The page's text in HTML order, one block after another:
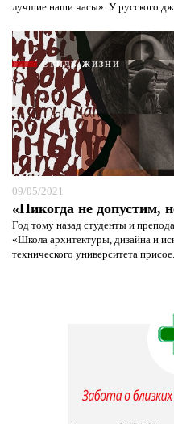
лучшие наши часы». У русского
СТИЛЬ ЖИЗНИ
09/05/2021
«Никогда не допустим,
Год тому назад студенты и
«Школа архитектуры, дизайна и
технического университета